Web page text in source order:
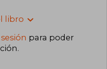
libro
para poder
.